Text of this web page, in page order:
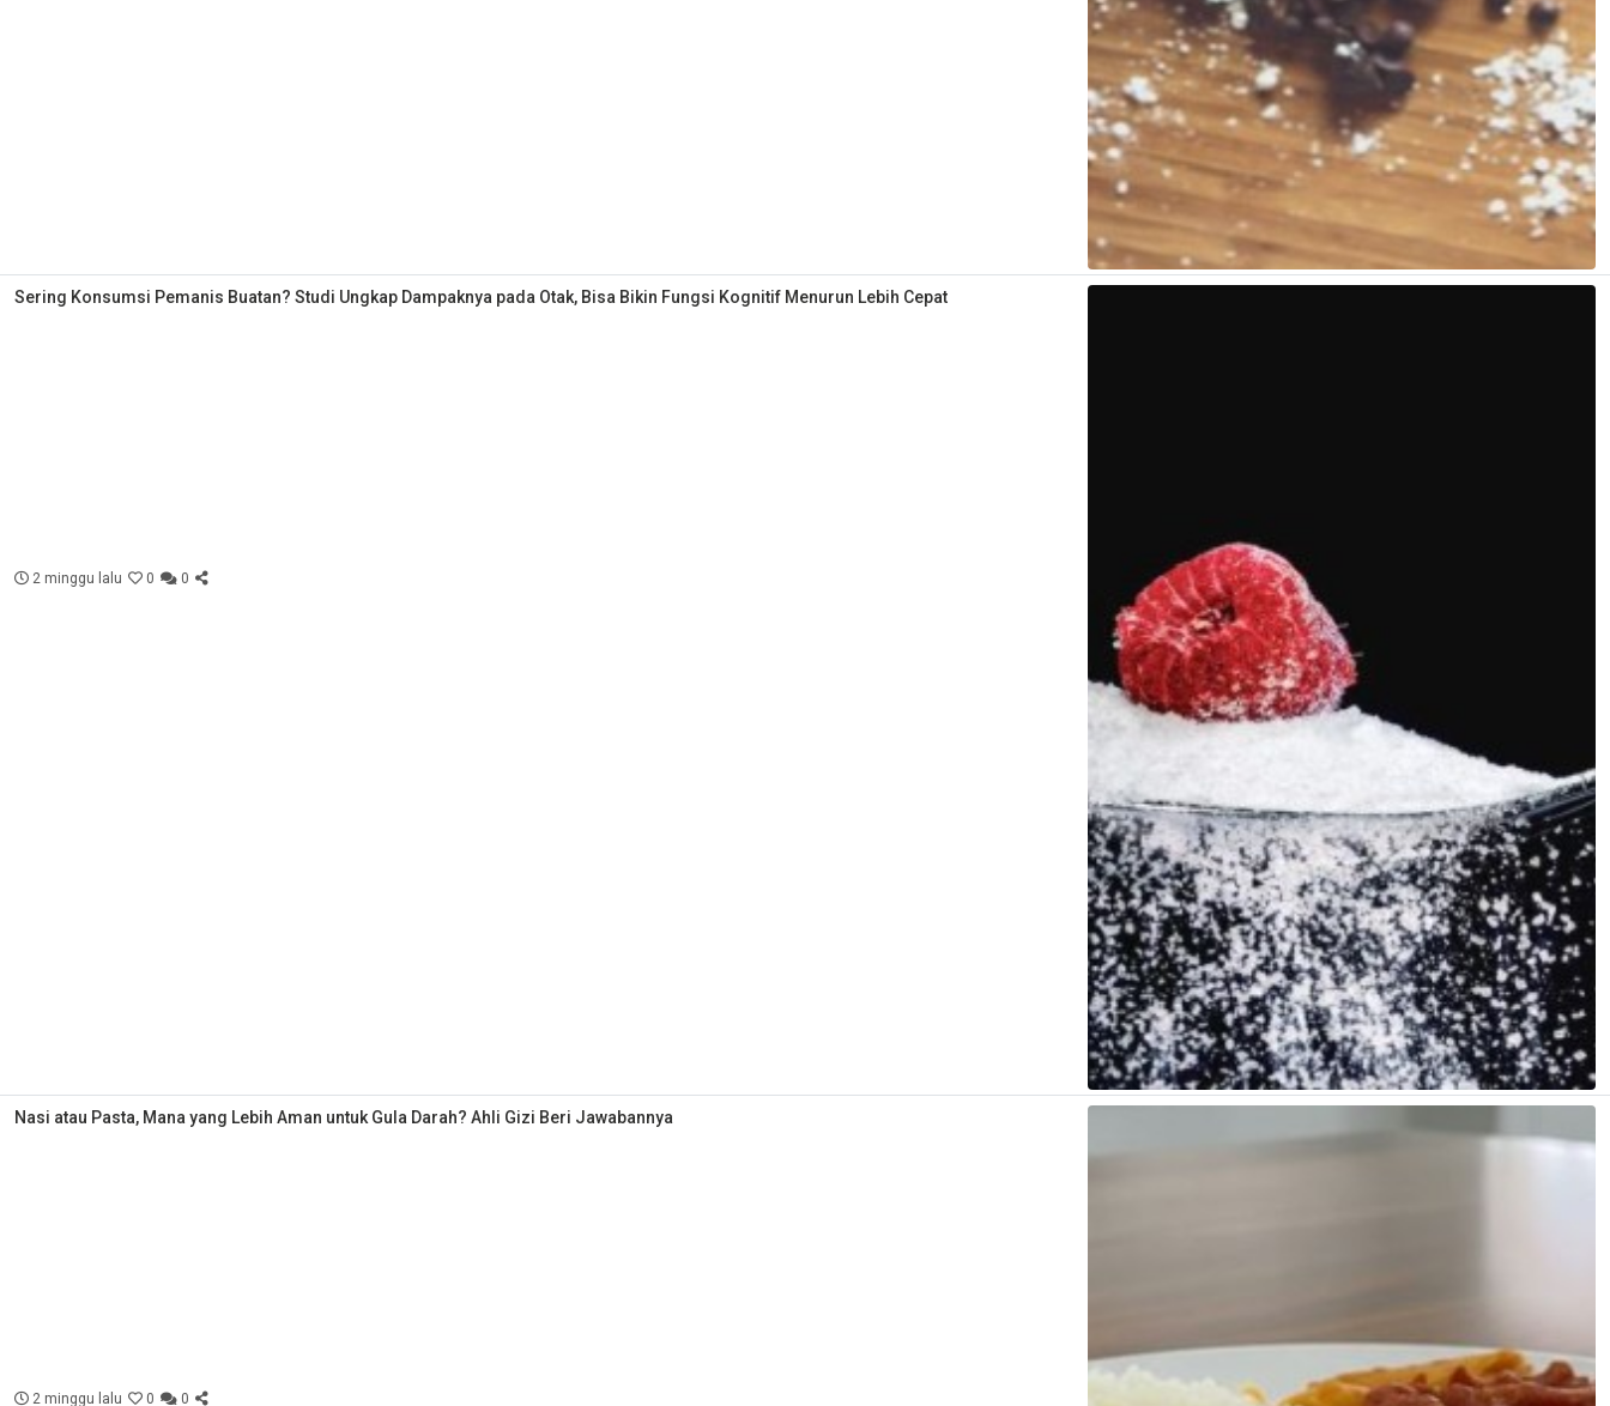
Sering Konsumsi Pemanis Buatan? Studi Ungkap Dampaknya pada Otak, Bisa Bikin Fungsi Kognitif Menurun Lebih Cepat
2 minggu lalu 0 0
Nasi atau Pasta, Mana yang Lebih Aman untuk Gula Darah? Ahli Gizi Beri Jawabannya
2 minggu lalu 0 0